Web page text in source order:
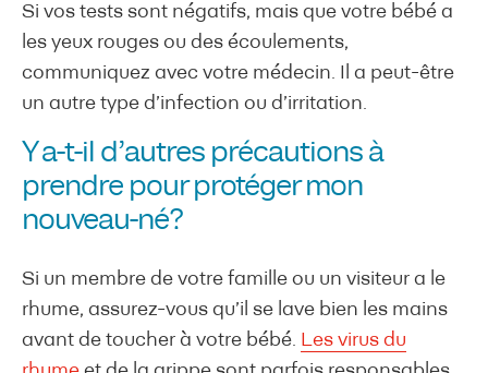
Si vos tests sont négatifs, mais que votre bébé a
les yeux rouges ou des écoulements,
communiquez avec votre médecin. Il a peut-être
un autre type d’infection ou d’irritation.
Y a-t-il d’autres précautions à
prendre pour protéger mon
nouveau-né?
Si un membre de votre famille ou un visiteur a le
rhume, assurez-vous qu’il se lave bien les mains
avant de toucher à votre bébé. Les virus du